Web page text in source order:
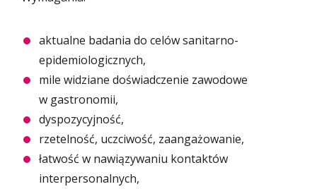
aktualne badania do celów sanitarno-
epidemiologicznych,
mile widziane doświadczenie zawodowe
w gastronomii,
dyspozycyjność,
rzetelność, uczciwość, zaangażowanie,
łatwość w nawiązywaniu kontaktów
interpersonalnych,